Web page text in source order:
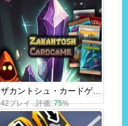
ザカントシュ・カードゲーム・ライト
42プレイ . 評価:75%